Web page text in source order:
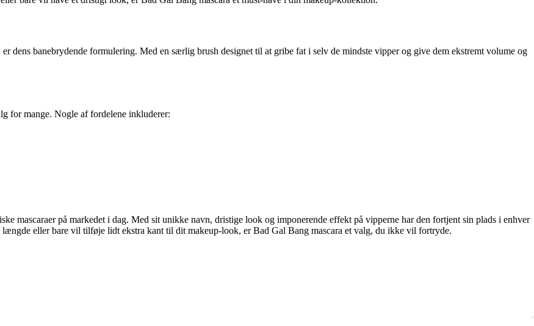
dens banebrydende formulering. Med en særlig brush designet til at gribe fat i selv de mindste vipper og give dem ekstremt volume og
for mange. Nogle af fordelene inkluderer:
mascaraer på markedet i dag. Med sit unikke navn, dristige look og imponerende effekt på vipperne har den fortjent sin plads i enhver
eller bare vil tilføje lidt ekstra kant til dit makeup-look, er Bad Gal Bang mascara et valg, du ikke vil fortryde.